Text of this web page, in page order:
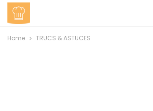
Home TRUCS & ASTUCES